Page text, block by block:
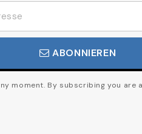
ABONNIEREN
moment. By subscribing you are